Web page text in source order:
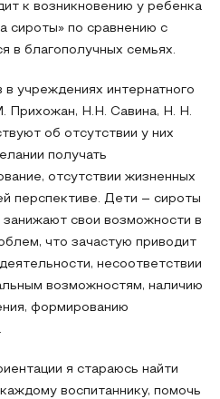
к возникновению у ребенка
сироты» по сравнению с
в благополучных семьях.
учреждениях интернатного
Прихожан, Н.Н. Савина, Н. Н.
об отсутствии у них
получать
отсутствии жизненных
перспективе. Дети – сироты
свои возможности в
что зачастую приводит
несоответствии
возможностям, наличию
формированию
я стараюсь найти
воспитаннику, помочь